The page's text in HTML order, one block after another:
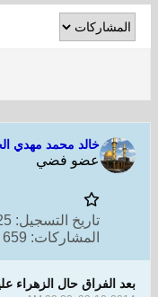
خالد محمد مهدي
عضو فضي
تاريخ التسجيل: 2014
المشاركات: 659
بعد الفراق حال الزهراء